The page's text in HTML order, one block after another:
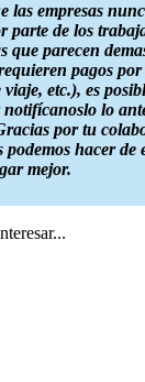
las empresas
parte de los
que parecen
pagos
viaje, etc.), es
lo
por tu
hacer de
mejor.